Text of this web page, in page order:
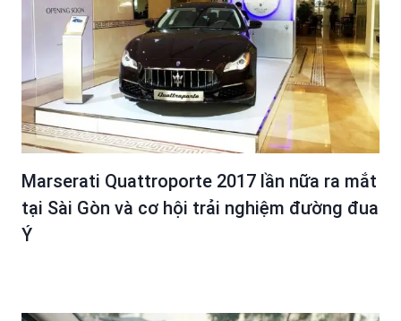
Marserati Quattroporte 2017 lần nữa ra mắt
tại Sài Gòn và cơ hội trải nghiệm đường đua
Ý